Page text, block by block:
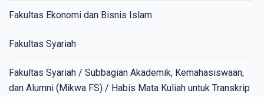
Fakultas Ekonomi dan Bisnis Islam
Fakultas Syariah
Fakultas Syariah / Subbagian Akademik, Kemahasiswaan,
dan Alumni (Mikwa FS) / Habis Mata Kuliah untuk Transkrip